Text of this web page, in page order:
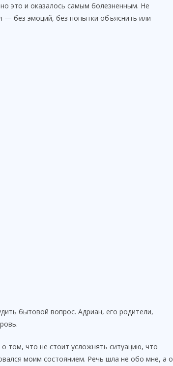
это и оказалось самым болезненным. Не
— без эмоций, без попытки объяснить или
бытовой вопрос. Адриан, его родители,
том, что не стоит усложнять ситуацию, что
моим состоянием. Речь шла не обо мне, а о